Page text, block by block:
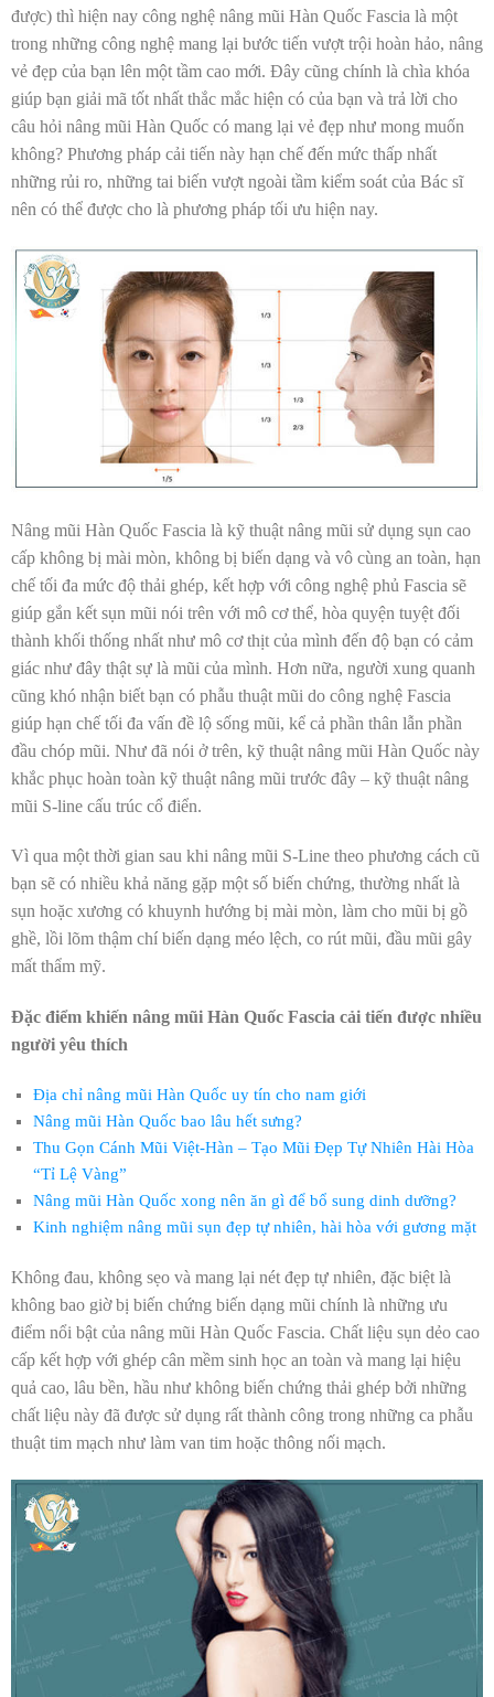
được) thì hiện nay công nghệ nâng mũi Hàn Quốc Fascia là một
trong những công nghệ mang lại bước tiến vượt trội hoàn hảo, nâng
vẻ đẹp của bạn lên một tầm cao mới. Đây cũng chính là chìa khóa
giúp bạn giải mã tốt nhất thắc mắc hiện có của bạn và trả lời cho
câu hỏi nâng mũi Hàn Quốc có mang lại vẻ đẹp như mong muốn
không? Phương pháp cải tiến này hạn chế đến mức thấp nhất
những rủi ro, những tai biến vượt ngoài tầm kiểm soát của Bác sĩ
nên có thể được cho là phương pháp tối ưu hiện nay.
Nâng mũi Hàn Quốc Fascia là kỹ thuật nâng mũi sử dụng sụn cao
cấp không bị mài mòn, không bị biến dạng và vô cùng an toàn, hạn
chế tối đa mức độ thải ghép, kết hợp với công nghệ phủ Fascia sẽ
giúp gắn kết sụn mũi nói trên với mô cơ thể, hòa quyện tuyệt đối
thành khối thống nhất như mô cơ thịt của mình đến độ bạn có cảm
giác như đây thật sự là mũi của mình. Hơn nữa, người xung quanh
cũng khó nhận biết bạn có phẫu thuật mũi do công nghệ Fascia
giúp hạn chế tối đa vấn đề lộ sống mũi, kể cả phần thân lẫn phần
đầu chóp mũi. Như đã nói ở trên, kỹ thuật nâng mũi Hàn Quốc này
khắc phục hoàn toàn kỹ thuật nâng mũi trước đây – kỹ thuật nâng
mũi S-line cấu trúc cổ điển.
Vì qua một thời gian sau khi nâng mũi S-Line theo phương cách cũ
bạn sẽ có nhiều khả năng gặp một số biến chứng, thường nhất là
sụn hoặc xương có khuynh hướng bị mài mòn, làm cho mũi bị gồ
ghề, lồi lõm thậm chí biến dạng méo lệch, co rút mũi, đầu mũi gây
mất thẩm mỹ.
Đặc điểm khiến nâng mũi Hàn Quốc Fascia cải tiến được nhiều
người yêu thích
Địa chỉ nâng mũi Hàn Quốc uy tín cho nam giới
Nâng mũi Hàn Quốc bao lâu hết sưng?
Thu Gọn Cánh Mũi Việt-Hàn – Tạo Mũi Đẹp Tự Nhiên Hài Hòa
“Tỉ Lệ Vàng”
Nâng mũi Hàn Quốc xong nên ăn gì để bổ sung dinh dưỡng?
Kinh nghiệm nâng mũi sụn đẹp tự nhiên, hài hòa với gương mặt
Không đau, không sẹo và mang lại nét đẹp tự nhiên, đặc biệt là
không bao giờ bị biến chứng biến dạng mũi chính là những ưu
điểm nổi bật của nâng mũi Hàn Quốc Fascia. Chất liệu sụn dẻo cao
cấp kết hợp với ghép cân mềm sinh học an toàn và mang lại hiệu
quả cao, lâu bền, hầu như không biến chứng thải ghép bởi những
chất liệu này đã được sử dụng rất thành công trong những ca phẫu
thuật tim mạch như làm van tim hoặc thông nối mạch.